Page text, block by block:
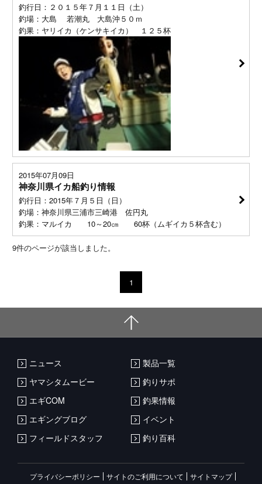
釣行日：２０１５年７月１１日（土）
釣場：大島 若潮丸 大島沖５０ｍ
釣果：ヤリイカ（ケンサキイカ） １２５杯
2015年07月09日
神奈川県イカ船釣り情報
釣行日：2015年７月５日（日）
釣場：神奈川県三浦市三崎港 佐円丸
釣果：マルイカ 10～20㎝ 60杯（ムギイカ５杯含む）
9件のページが該当しました。
1
ニュース
製品一覧
ヤマシタムービー
釣りサポ
エギCOM
釣果情報
エギングブログ
イベント
フィールドスタッフ
釣り百科
プライバシーポリシー サイトのご利用について サイトマップ